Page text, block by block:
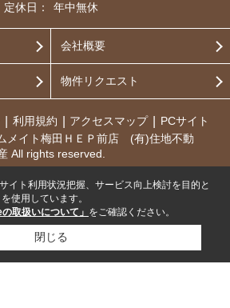
定休日：
年中無休
会社概要
物件リクエスト
利用規約 アクセスマップ
PCサイト
メイト梅田ＨＥＰ前店 (有)住地不動
All rights reserved.
イト利用状況把握、サービス向上検討を目的と
使用しています。
の取扱いについて」 をご確認ください。
閉じる